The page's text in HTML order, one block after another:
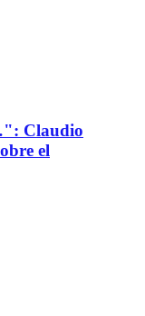
Claudio
el